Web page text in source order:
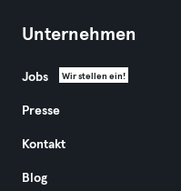
Unternehmen
Jobs Wir stellen ein!
Presse
Kontakt
Blog